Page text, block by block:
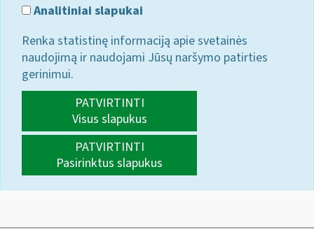
Analitiniai slapukai
Renka statistinę informaciją apie svetainės
naudojimą ir naudojami Jūsų naršymo patirties
gerinimui.
PATVIRTINTI
Visus slapukus
PATVIRTINTI
Pasirinktus slapukus